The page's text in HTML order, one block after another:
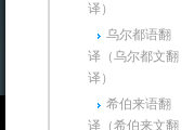
译）
乌尔都语翻
译（乌尔都文翻
译）
希伯来语翻
译（希伯来文翻